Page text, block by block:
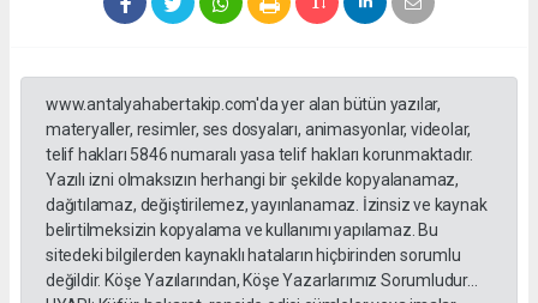
www.antalyahabertakip.com'da yer alan bütün yazılar,
materyaller, resimler, ses dosyaları, animasyonlar, videolar,
telif hakları 5846 numaralı yasa telif hakları korunmaktadır.
Yazılı izni olmaksızın herhangi bir şekilde kopyalanamaz,
dağıtılamaz, değiştirilemez, yayınlanamaz. İzinsiz ve kaynak
belirtilmeksizin kopyalama ve kullanımı yapılamaz. Bu
sitedeki bilgilerden kaynaklı hataların hiçbirinden sorumlu
değildir. Köşe Yazılarından, Köşe Yazarlarımız Sorumludur...